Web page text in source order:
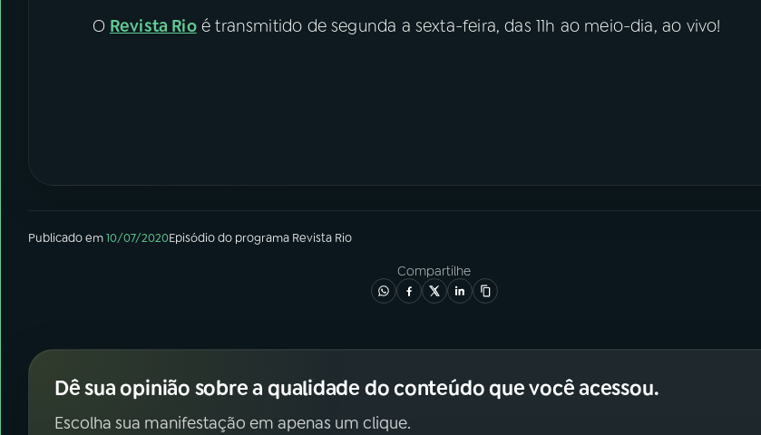
O Revista Rioé transmitido de segunda a sexta-feira, das 11h ao meio-dia, ao vivo!
Publicado em10/07/2020Episódiodo programa Revista Rio
Compartilhe
Dê sua opinião sobre a qualidade do conteúdo que você acessou.
Escolha sua manifestação em apenas um clique.